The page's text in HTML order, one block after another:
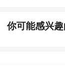
科，心血管内
科等优势支持
你可能感兴